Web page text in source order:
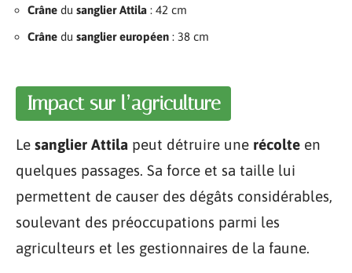
Crâne du sanglier Attila : 42 cm
Crâne du sanglier européen : 38 cm
Impact sur l’agriculture
Le sanglier Attila peut détruire une récolte en
quelques passages. Sa force et sa taille lui
permettent de causer des dégâts considérables,
soulevant des préoccupations parmi les
agriculteurs et les gestionnaires de la faune.